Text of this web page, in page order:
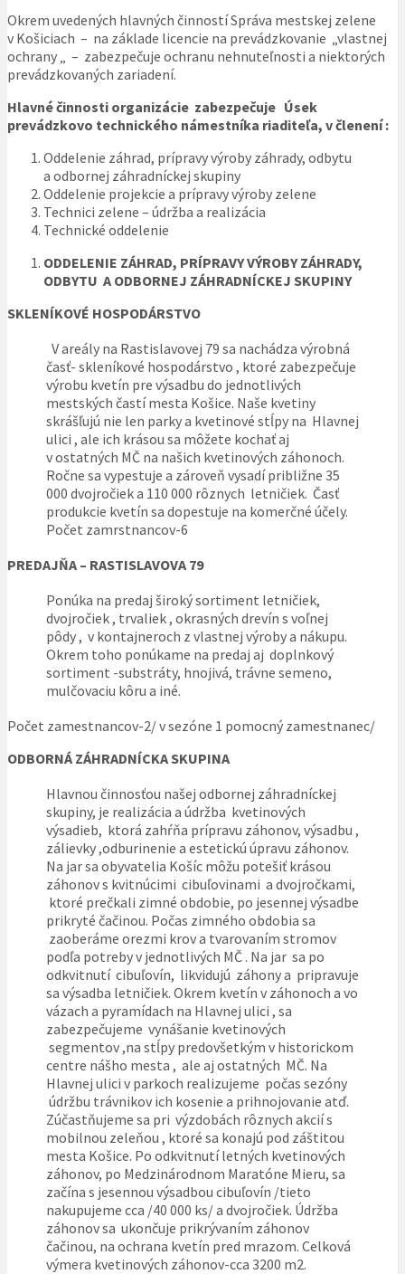
Okrem uvedených hlavných činností Správa mestskej zelene
v Košiciach – na základe licencie na prevádzkovanie „vlastnej
ochrany „ – zabezpečuje ochranu nehnuteľnosti a niektorých
prevádzkovaných zariadení.
Hlavné činnosti organizácie zabezpečuje Úsek
prevádzkovo technického námestníka riaditeľa, v členení :
Oddelenie záhrad, prípravy výroby záhrady, odbytu
a odbornej záhradníckej skupiny
Oddelenie projekcie a prípravy výroby zelene
Technici zelene – údržba a realizácia
Technické oddelenie
ODDELENIE ZÁHRAD, PRÍPRAVY VÝROBY ZÁHRADY,
ODBYTU A ODBORNEJ ZÁHRADNÍCKEJ SKUPINY
SKLENÍKOVÉ HOSPODÁRSTVO
V areály na Rastislavovej 79 sa nachádza výrobná
časť- skleníkové hospodárstvo , ktoré zabezpečuje
výrobu kvetín pre výsadbu do jednotlivých
mestských častí mesta Košice. Naše kvetiny
skrášľujú nie len parky a kvetinové stĺpy na Hlavnej
ulici , ale ich krásou sa môžete kochať aj
v ostatných MČ na našich kvetinových záhonoch.
Ročne sa vypestuje a zároveň vysadí približne 35
000 dvojročiek a 110 000 rôznych letničiek. Časť
produkcie kvetín sa dopestuje na komerčné účely.
Počet zamrstnancov-6
PREDAJŇA – RASTISLAVOVA 79
Ponúka na predaj široký sortiment letničiek,
dvojročiek , trvaliek , okrasných drevín s voľnej
pôdy , v kontajneroch z vlastnej výroby a nákupu.
Okrem toho ponúkame na predaj aj doplnkový
sortiment -substráty, hnojivá, trávne semeno,
mulčovaciu kôru a iné.
Počet zamestnancov-2/ v sezóne 1 pomocný zamestnanec/
ODBORNÁ ZÁHRADNÍCKA SKUPINA
Hlavnou činnosťou našej odbornej záhradníckej
skupiny, je realizácia a údržba kvetinových
výsadieb, ktorá zahŕňa prípravu záhonov, výsadbu ,
zálievky ,odburinenie a estetickú úpravu záhonov.
Na jar sa obyvatelia Košíc môžu potešiť krásou
záhonov s kvitnúcimi cibuľovinami a dvojročkami,
ktoré prečkali zimné obdobie, po jesennej výsadbe
prikryté čačinou. Počas zimného obdobia sa
zaoberáme orezmi krov a tvarovaním stromov
podľa potreby v jednotlivých MČ . Na jar sa po
odkvitnutí cibuľovín, likvidujú záhony a pripravuje
sa výsadba letničiek. Okrem kvetín v záhonoch a vo
vázach a pyramídach na Hlavnej ulici , sa
zabezpečujeme vynášanie kvetinových
segmentov ,na stĺpy predovšetkým v historickom
centre nášho mesta , ale aj ostatných MČ. Na
Hlavnej ulici v parkoch realizujeme počas sezóny
údržbu trávnikov ich kosenie a prihnojovanie atď.
Zúčastňujeme sa pri výzdobách rôznych akcií s
mobilnou zeleňou , ktoré sa konajú pod záštitou
mesta Košice. Po odkvitnutí letných kvetinových
záhonov, po Medzinárodnom Maratóne Mieru, sa
začína s jesennou výsadbou cibuľovín /tieto
nakupujeme cca /40 000 ks/ a dvojročiek. Údržba
záhonov sa ukončuje prikrývaním záhonov
čačinou, na ochrana kvetín pred mrazom. Celková
výmera kvetinových záhonov-cca 3200 m2.